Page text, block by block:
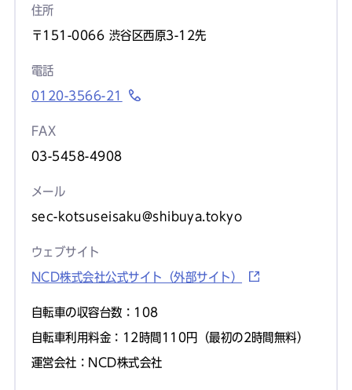
住所
〒151-0066 渋谷区西原3-12先
電話
0120-3566-21
FAX
03-5458-4908
メール
sec-kotsuseisaku@shibuya.tokyo
ウェブサイト
NCD株式会社公式サイト（外部サイト）
自転車の収容台数：108
自転車利用料金：12時間110円（最初の2時間無料）
運営会社：NCD株式会社